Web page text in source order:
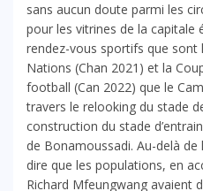
sans aucun doute parmi les
pour les vitrines de la capitale
rendez-vous sportifs que sont
Nations (Chan 2021) et la
football (Can 2022) que le
travers le relooking du stade
construction du stade
de Bonamoussadi. Au-delà de
dire que les populations, en
Richard Mfeungwang avaient